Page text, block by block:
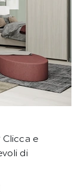
Clicca e
di